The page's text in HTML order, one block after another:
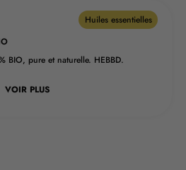
Huiles essentielles
BIO, pure et naturelle. HEBBD.
VOIR PLUS